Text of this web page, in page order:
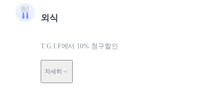
외식
T.G.I.F에서 10% 청구할인
자세히